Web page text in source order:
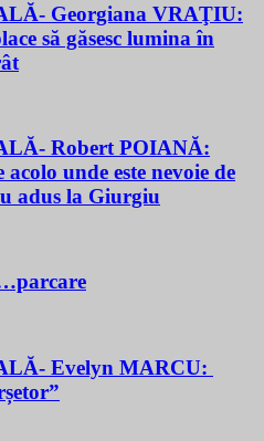
Georgiana VRAŢIU:
să găsesc lumina în
Robert POIANĂ:
unde este nevoie de
adus la Giurgiu
Evelyn MARCU: